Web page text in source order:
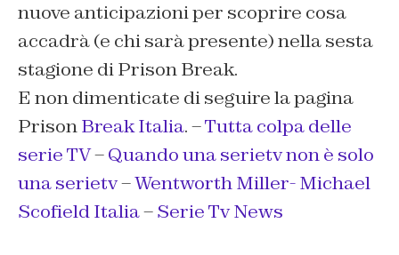
nuove anticipazioni per scoprire cosa
accadrà (e chi sarà presente) nella sesta
stagione di Prison Break.
E non dimenticate di seguire la pagina
PrisonBreak Italia. –Tutta colpa delle
serie TV–Quando una serietv non è solo
una serietv–Wentworth Miller- Michael
Scofield Italia–Serie Tv News